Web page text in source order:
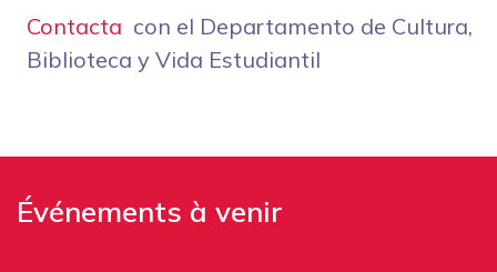
Contacta con el Departamento de Cultura,
Biblioteca y Vida Estudiantil
Événements à venir